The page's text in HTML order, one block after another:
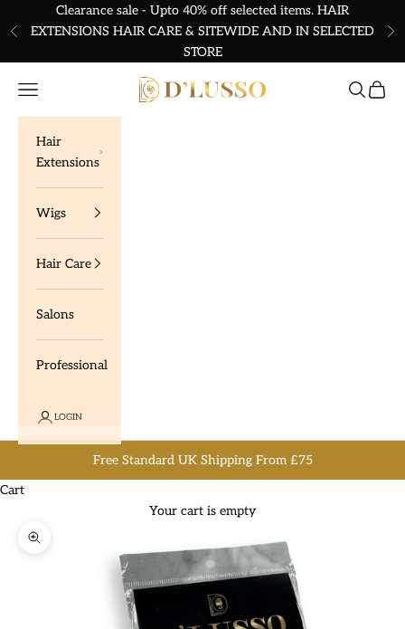
Skip to content
Previous
Clearance sale - Upto 40% off selected items. HAIR
EXTENSIONS HAIR CARE & SITEWIDE AND IN SELECTED
STORE
Dlusso Products
Navigation menu Search
Cart
Hair
Extensions
Wigs
Hair Care
Salons
Professional
LOGIN
Free Standard UK Shipping From £75
Cart
Your cart is empty
Zoom picture